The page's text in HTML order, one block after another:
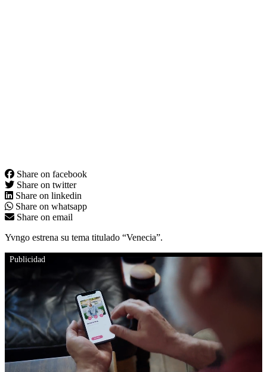
Share on facebook
Share on twitter
Share on linkedin
Share on whatsapp
Share on email
Yvngo estrena su tema titulado “Venecia”.
Publicidad